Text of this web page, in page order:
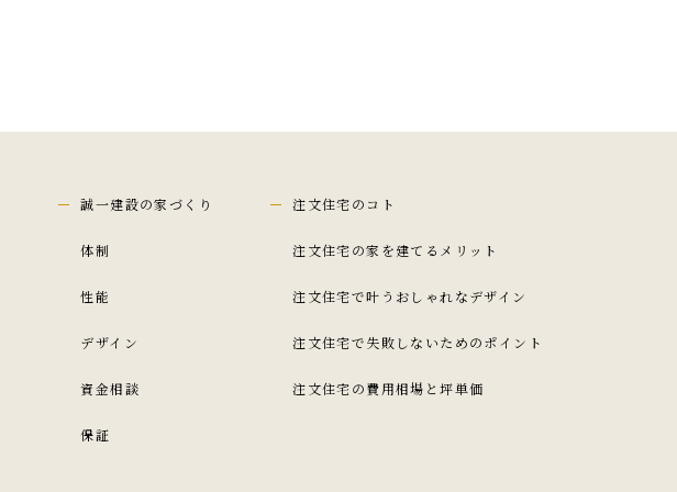
誠一建設の家づくり
体制
性能
デザイン
資金相談
保証
注文住宅のコト
注文住宅の家を建てるメリット
注文住宅で叶うおしゃれなデザイン
注文住宅で失敗しないためのポイント
注文住宅の費用相場と坪単価